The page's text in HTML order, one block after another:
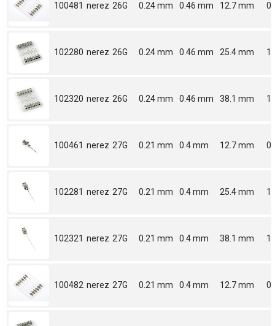
100481 nerez 26G 0.24 mm 0.46 mm 12.7 mm
102280 nerez 26G 0.24 mm 0.46 mm 25.4 mm 1
102320 nerez 26G 0.24 mm 0.46 mm 38.1 mm
100461 nerez 27G 0.21 mm 0.4 mm 12.7 mm
102281 nerez 27G 0.21 mm 0.4 mm 25.4 mm 1
102321 nerez 27G 0.21 mm 0.4 mm 38.1 mm
100482 nerez 27G 0.21 mm 0.4 mm 12.7 mm